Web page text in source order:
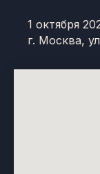
1 октября
г. Москва,